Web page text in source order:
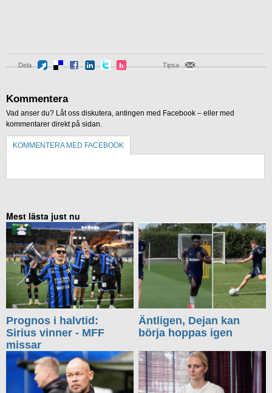
Dela Tipsa
Kommentera
Vad anser du? Låt oss diskutera, antingen med Facebook – eller med
kommentarer direkt på sidan.
KOMMENTERA MED FACEBOOK
Mest lästa just nu
Prognos i halvtid:
Sirius vinner - MFF
missar
Äntligen, Dejan kan
börja hoppas igen